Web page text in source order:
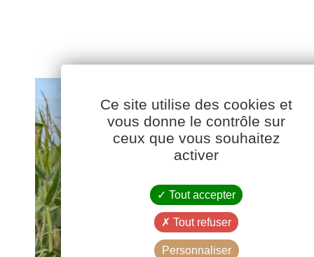
Ce site utilise des cookies et
vous donne le contrôle sur
ceux que vous souhaitez
activer
Tout accepter
Tout refuser
Personnaliser